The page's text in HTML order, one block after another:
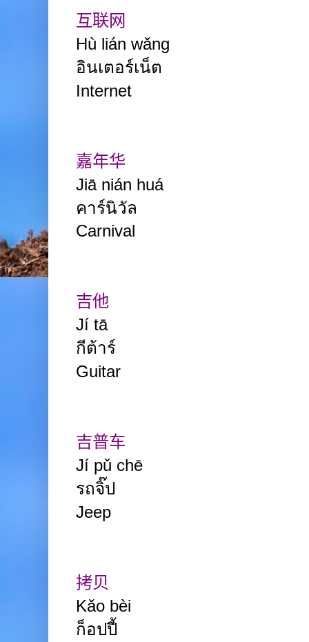
互联网
Hù lián wǎng
อินเตอร์เน็ต
Internet
嘉年华
Jiā nián huá
คาร์นิวัล
Carnival
吉他
Jí tā
กีต้าร์
Guitar
吉普车
Jí pǔ chē
รถจิ๊ป
Jeep
拷贝
Kǎo bèi
ก็อปปี้